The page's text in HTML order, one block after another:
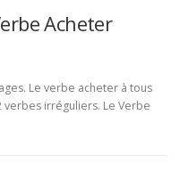
Acheter
Le verbe acheter à tous
verbes irréguliers. Le Verbe